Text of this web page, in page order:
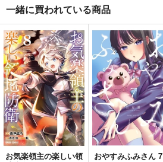
作品詳細 作品詳細
COLORFUL DAYS
別冊express
専売 787円（税込）
SK∞ エスケーエイト
馳河ランガ×喜屋武暦
サンプル
カート
Sparkle of Days
あったか～い
専売 787円（税込）
SK∞ エスケーエイト
馳河ランガ×喜屋武暦
サンプル
カート
一緒に買われている商品
お気楽領主の楽しい領
おやすみふみさん 7